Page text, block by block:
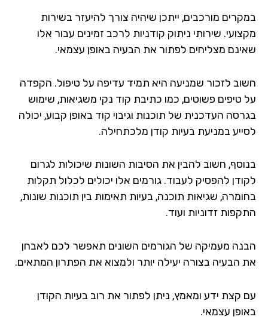
מורכבים, ייתכן שיהיה צורך להיעזר בשירות
שירותי ניתוק קודניות לרכב זמינים עבור אלו
מצליחים לפתור את הבעיה באופן עצמאי.
לזכור שמניעה היא תמיד עדיפה על טיפול. הקפדה
טיפים פשוטים, כמו כתיבת קוד נקי משגיאות, שימוש
העדכנית של תוכנות וגיבוי קוד באופן קבוע, יכולה
במניעת בעיות קודן מלכתחילה.
חשוב להבין את הסיבות השונות שיכולות לגרום
להפסיק לעבוד. גורמים אלו יכולים לכלול תקלות
שגיאות תוכנה, בעיות תאימות בין תוכנות שונות,
זדוניות ועוד.
מעמיקה של הגורמים השונים תאפשר לכם לאבחן
הבעיה בצורה יעילה יותר ולמצוא את הפתרון המתאים.
קצת ידע ומאמץ, ניתן לפתור את רוב בעיות הקודן
עצמאי.